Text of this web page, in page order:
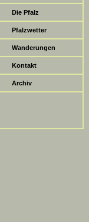
Die Pfalz
Pfalzwetter
Wanderungen
Kontakt
Archiv